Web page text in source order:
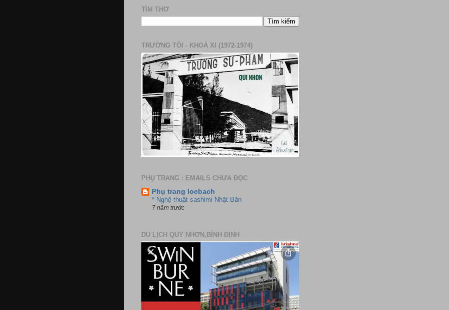
TÌM THƠ
TRƯỜNG TÔI - KHOÁ XI (1972-1974)
PHỤ TRANG : EMAILS CHƯA ĐỌC
Phụ trang locbach
* Nghệ thuật sashimi Nhật Bản
7 năm trước
DU LỊCH QUY NHƠN,BÌNH ĐỊNH